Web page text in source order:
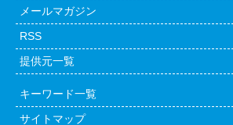
メールマガジン
RSS
提供元一覧
キーワード一覧
サイトマップ